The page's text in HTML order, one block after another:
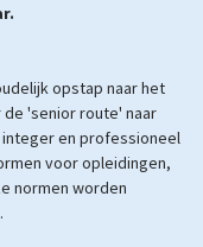
opstap naar het
de 'senior route' naar
integer en professioneel
voor opleidingen,
normen worden